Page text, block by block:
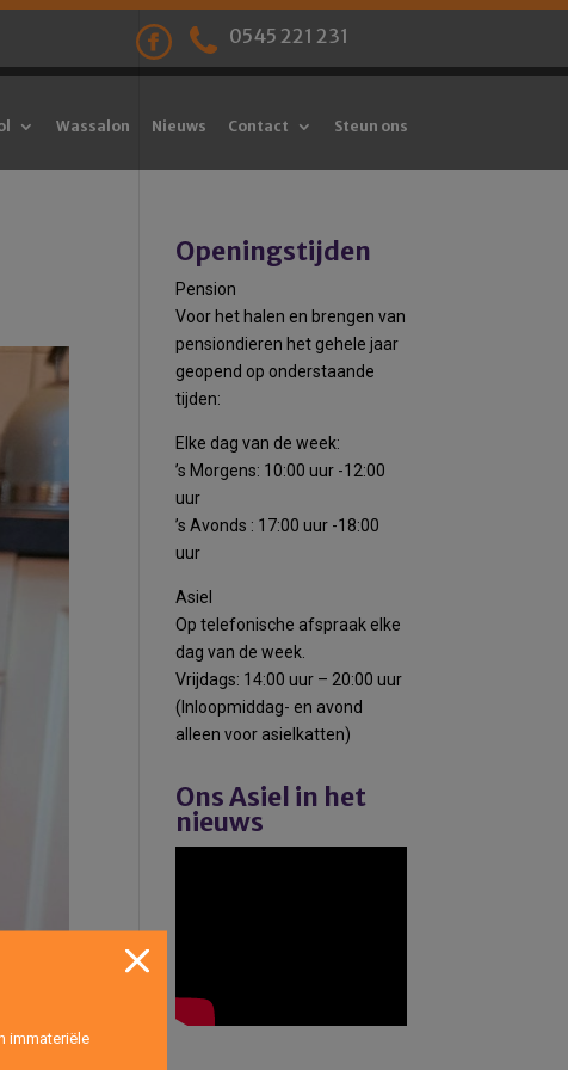
0545 221 231
Wassalon Nieuws Contact Steun ons
Openingstijden
Pension
Voor het halen en brengen van
pensiondieren het gehele jaar
geopend op onderstaande
tijden:
Elke dag van de week:
’s Morgens: 10:00 uur -12:00
uur
’s Avonds : 17:00 uur -18:00
uur
Asiel
Op telefonische afspraak elke
dag van de week.
Vrijdags: 14:00 uur – 20:00 uur
(Inloopmiddag- en avond
alleen voor asielkatten)
Ons Asiel in het
nieuws
immateriële